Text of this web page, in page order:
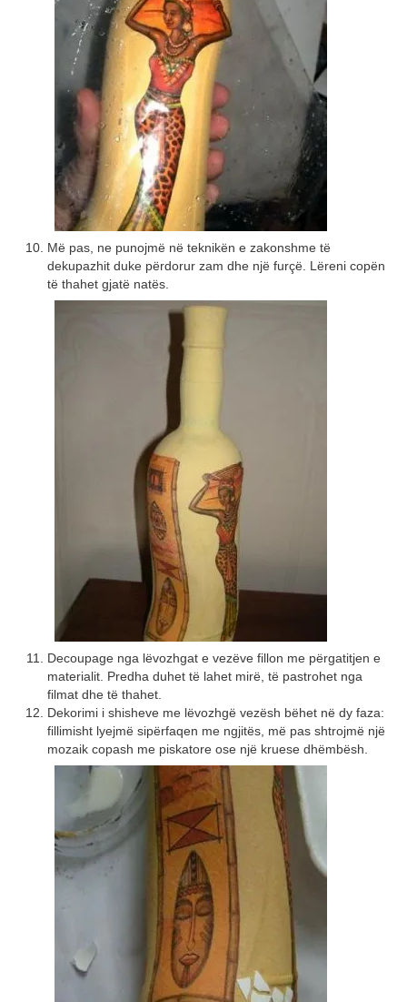
Më pas, ne punojmë në teknikën e zakonshme të
dekupazhit duke përdorur zam dhe një furçë. Lëreni copën
të thahet gjatë natës.
Decoupage nga lëvozhgat e vezëve fillon me përgatitjen e
materialit. Predha duhet të lahet mirë, të pastrohet nga
filmat dhe të thahet.
Dekorimi i shisheve me lëvozhgë vezësh bëhet në dy faza:
fillimisht lyejmë sipërfaqen me ngjitës, më pas shtrojmë një
mozaik copash me piskatore ose një kruese dhëmbësh.